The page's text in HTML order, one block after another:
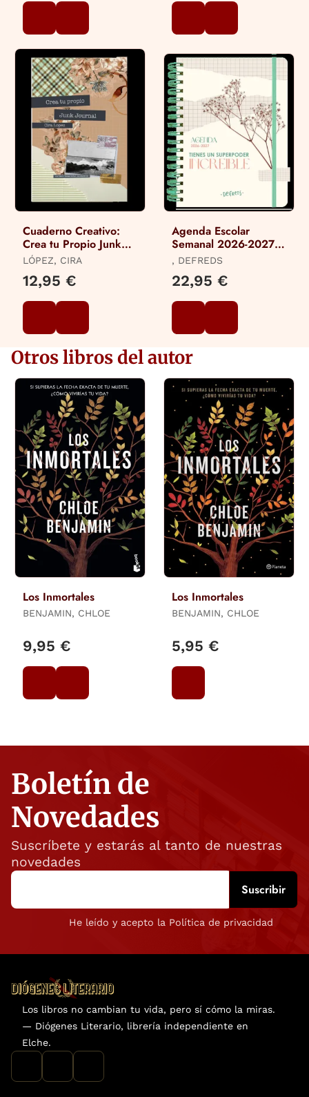
Cuaderno Creativo:
Crea tu Propio Junk
Journal
LÓPEZ, CIRA
12,95 €
Agenda Escolar
Semanal 2026-2027
Defreds
, DEFREDS
22,95 €
Otros libros del autor
Los Inmortales
BENJAMIN, CHLOE
9,95 €
Los Inmortales
BENJAMIN, CHLOE
5,95 €
Boletín de
Novedades
Suscríbete y estarás al tanto de nuestras
novedades
He leído y acepto la Política de privacidad
Los libros no cambian tu vida, pero sí cómo la miras.
— Diógenes Literario, librería independiente en
Elche.